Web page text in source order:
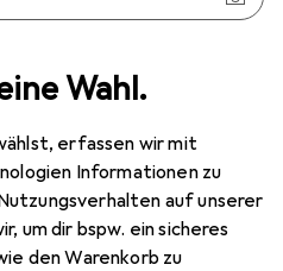
Wahl.
erfassen wir mit
Informationen zu
auf unserer
um dir bspw. ein sicheres
den Warenkorb zu
je 540 ml, Edelstahl
2er-Set Trinkflasche,
je 540 ml, Edelstahl